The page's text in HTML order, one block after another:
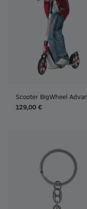
Scooter BigWheel
129,00 €